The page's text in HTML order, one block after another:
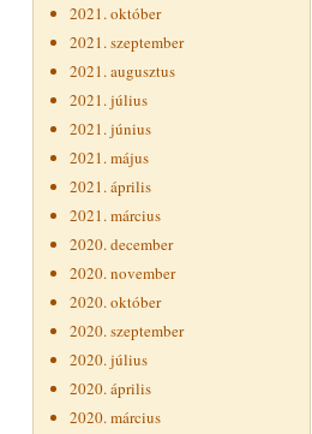
2021. október
2021. szeptember
2021. augusztus
2021. július
2021. június
2021. május
2021. április
2021. március
2020. december
2020. november
2020. október
2020. szeptember
2020. július
2020. április
2020. március